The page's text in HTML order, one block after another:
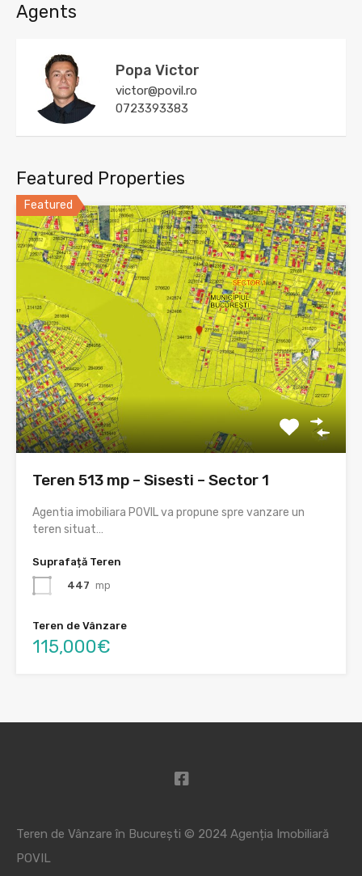
Agents
Popa Victor
victor@povil.ro
0723393383
Featured Properties
Featured
Teren 513 mp – Sisesti – Sector 1
Agentia imobiliara POVIL va propune spre vanzare un
teren situat…
Suprafață Teren
447 mp
Teren de Vânzare
115,000€
Teren de Vânzare în București © 2024 Agenția Imobiliară
POVIL